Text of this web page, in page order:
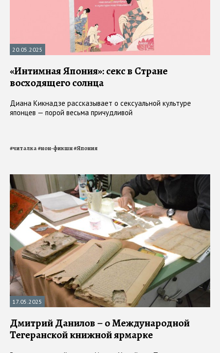
20.05.2025
«Интимная Япония»: секс в Стране
восходящего солнца
Диана Кикнадзе рассказывает о сексуальной культуре
японцев — порой весьма причудливой
#читалка#нон-фикшн#Япония
17.05.2025
Дмитрий Данилов – о Международной
Тегеранской книжной ярмарке